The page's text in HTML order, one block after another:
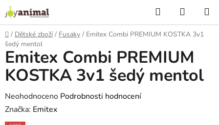
Přejít
na
obsah
Hledat
KOŠÍK
Domů
/ Dětské zboží / Fusaky / Emitex Combi PREMIUM KOSTKA 3v1
šedý mentol
Emitex Combi PREMIUM
KOSTKA 3v1 šedý mentol
Průměrné
hodnocení
produktu
Neohodnoceno Podrobnosti hodnocení
Značka: Emitex